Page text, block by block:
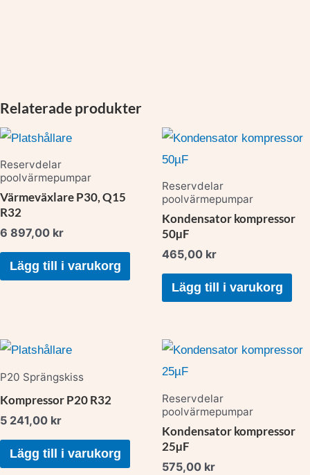
Relaterade produkter
Reservdelar
poolvärmepumpar
Värmeväxlare P30, Q15
R32
6 897,00 kr
Lägg till i varukorg
Reservdelar
poolvärmepumpar
Kondensator kompressor
50µF
465,00 kr
Lägg till i varukorg
P20 Sprängskiss
Kompressor P20 R32
5 241,00 kr
Lägg till i varukorg
Reservdelar
poolvärmepumpar
Kondensator kompressor
25µF
575,00 kr